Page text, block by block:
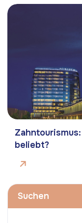
beliebt?
Suchen